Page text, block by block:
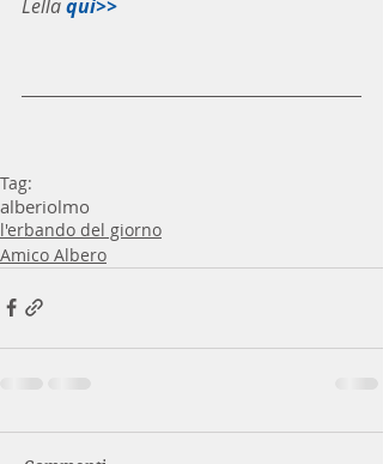
Lella qui>>
Tag:
alberiolmo
l'erbando del giorno
Amico Albero